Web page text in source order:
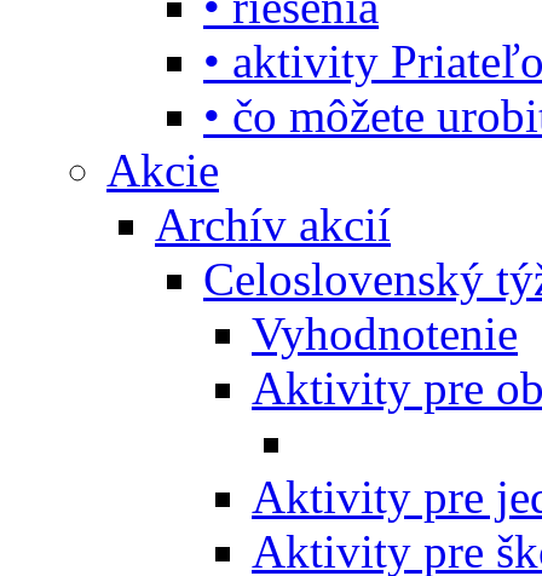
• aktivity
• čo môžete
Akcie
Archív akcií
Celoslovenský
Vyhodnotenie
Aktivity pre
Aktivity pre
Aktivity pre